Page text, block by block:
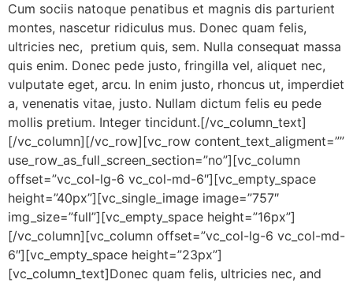
Cum sociis natoque penatibus et magnis dis parturient
montes, nascetur ridiculus mus. Donec quam felis,
ultricies nec, pretium quis, sem. Nulla consequat massa
quis enim. Donec pede justo, fringilla vel, aliquet nec,
vulputate eget, arcu. In enim justo, rhoncus ut, imperdiet
a, venenatis vitae, justo. Nullam dictum felis eu pede
mollis pretium. Integer tincidunt.[/vc_column_text]
[/vc_column][/vc_row][vc_row content_text_aligment=””
use_row_as_full_screen_section=”no”][vc_column
offset=”vc_col-lg-6 vc_col-md-6″][vc_empty_space
height=”40px”][vc_single_image image=”757″
img_size=”full”][vc_empty_space height=”16px”]
[/vc_column][vc_column offset=”vc_col-lg-6 vc_col-md-
6″][vc_empty_space height=”23px”]
[vc_column_text]Donec quam felis, ultricies nec, and